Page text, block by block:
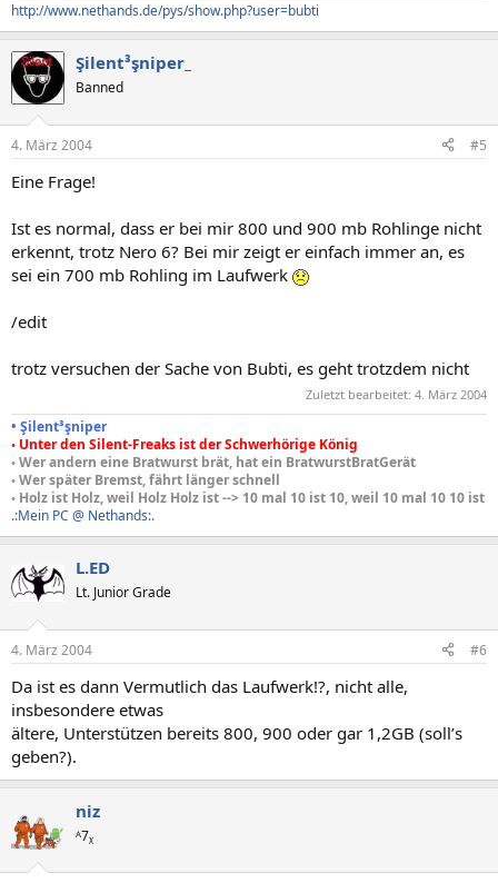
http://www.nethands.de/pys/show.php?user=bubti
Şilent³şniper_
Banned
4. März 2004 #5
Eine Frage!
Ist es normal, dass er bei mir 800 und 900 mb Rohlinge nicht
erkennt, trotz Nero 6? Bei mir zeigt er einfach immer an, es
sei ein 700 mb Rohling im Laufwerk
/edit
trotz versuchen der Sache von Bubti, es geht trotzdem nicht
Zuletzt bearbeitet: 4. März 2004
• Şilent³şniper
◦ Unter den Silent-Freaks ist der Schwerhörige König
◦ Wer andern eine Bratwurst brät, hat ein BratwurstBratGerät
◦ Wer später Bremst, fährt länger schnell
◦ Holz ist Holz, weil Holz Holz ist --> 10 mal 10 ist 10, weil 10 mal 10 10 ist
.:Mein PC @ Nethands:.
L.ED
Lt. Junior Grade
4. März 2004 #6
Da ist es dann Vermutlich das Laufwerk!?, nicht alle,
insbesondere etwas
ältere, Unterstützen bereits 800, 900 oder gar 1,2GB (soll’s
geben?).
niz
ᴬ7ᵪ